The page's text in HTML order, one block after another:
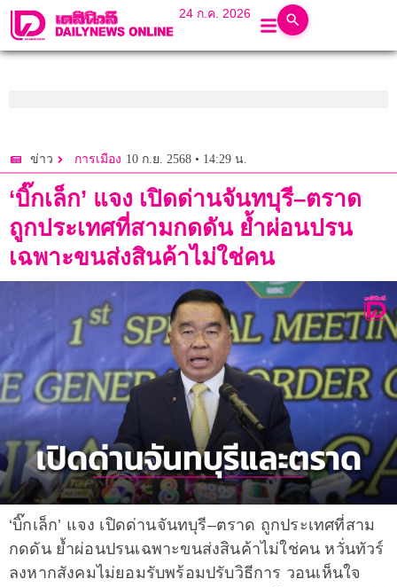
24 ก.ค. 2026
ข่าว การเมือง 10 ก.ย. 2568 • 14:29 น.
‘บิ๊กเล็ก’ แจง เปิดด่านจันทบุรี–ตราด
ถูกประเทศที่สามกดดัน ย้ำผ่อนปรน
เฉพาะขนส่งสินค้าไม่ใช่คน
‘บิ๊กเล็ก’ แจง เปิดด่านจันทบุรี–ตราด ถูกประเทศที่สาม
กดดัน ย้ำผ่อนปรนเฉพาะขนส่งสินค้าไม่ใช่คน หวั่นทัวร์
ลงหากสังคมไม่ยอมรับพร้อมปรับวิธีการ วอนเห็นใจ